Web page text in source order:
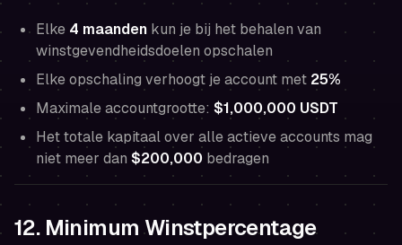
Elke 4 maanden kun je bij het behalen van
winstgevendheidsdoelen opschalen
Elke opschaling verhoogt je account met 25%
Maximale accountgrootte: $1,000,000 USDT
Het totale kapitaal over alle actieve accounts mag
niet meer dan $200,000 bedragen
12. Minimum Winstpercentage